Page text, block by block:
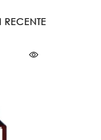
RECENTE